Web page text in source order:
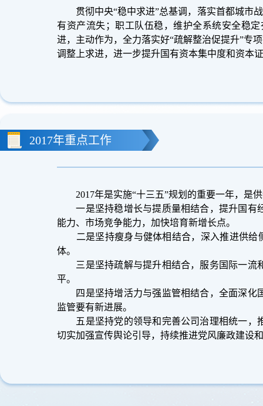
贯彻中央“稳中求进”总基调，落实首都城市战
有资产流失；职工队伍稳，维护全系统安全稳
进，主动作为，全力落实好“疏解整治促提升”专
调整上求进，进一步提升国有资本集中度和资本
2017年重点工作
2017年是实施“十三五”规划的重要一年，是
一是坚持稳增长与提质量相结合，提升国有
能力、市场竞争能力，加快培育新增长点。
二是坚持瘦身与健体相结合，深入推进供给侧
体。
三是坚持疏解与提升相结合，服务国际一流
平。
四是坚持增活力与强监管相结合，全面深化
监管要有新进展。
五是坚持党的领导和完善公司治理相统一，
切实加强宣传舆论引导，持续推进党风廉政建设